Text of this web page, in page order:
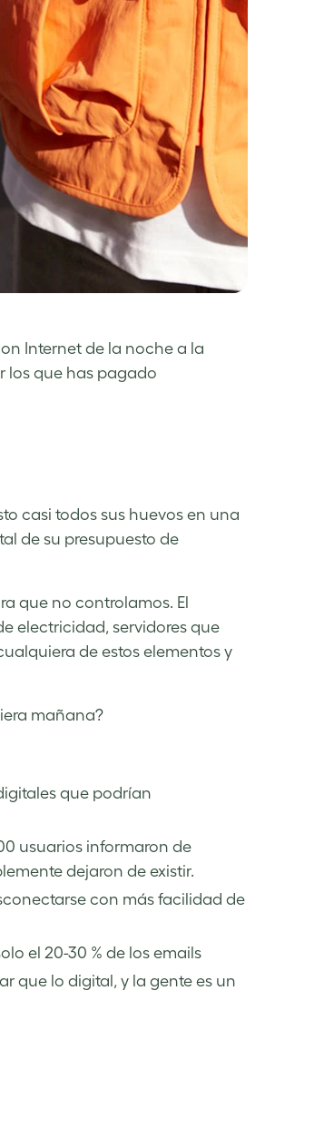
Internet de la noche a la
los que has pagado
casi todos sus huevos en una
de su presupuesto de
que no controlamos. El
electricidad, servidores que
de estos elementos y
mañana?
que podrían
usuarios informaron de
dejaron de existir.
con más facilidad de
el 20-30 % de los emails
que lo digital, y la gente es un